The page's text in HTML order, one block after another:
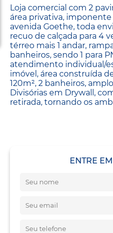
Loja comercial com 2
área privativa,
avenida Goethe, toda
recuo de calçada para 4
térreo mais 1 andar,
banheiros, sendo 1 para
atendimento individual/
imóvel, área construída
120m², 2 banheiros,
Divisórias em Drywall,
retirada, tornando os
ENTRE